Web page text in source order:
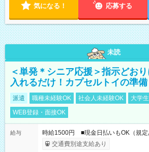
気になる！ 応募する
未読
＜単発＊シニア応援＞指示どお
入れるだけ！カプセルトイの準備
派遣 職種未経験OK 社会人未経験OK 大学
WEB登録・面接OK
給与
時給1500円 ■現金日払いもOK（規定
交通費別途支給あり